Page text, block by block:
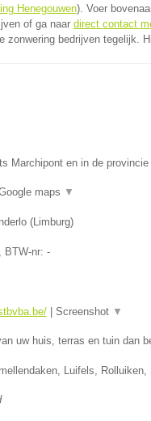
Henegouwen). Voer
of ga naar direct contact
zonwering bedrijven tegelijk.
Marchipont en in de provincie
maps ▼
(Limburg)
BTW-nr: -
| Screenshot ▼
uw huis, terras en tuin dan
Luifels, Rolluiken,